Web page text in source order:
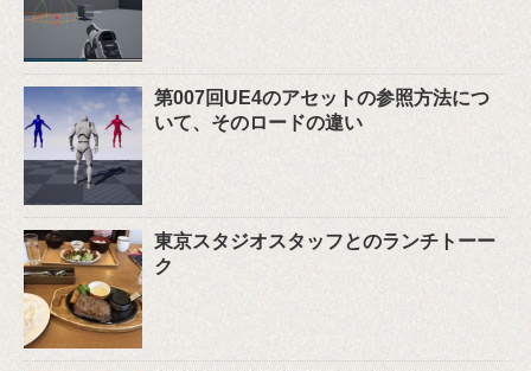
第007回UE4のアセットの参照方法につ
いて、そのロードの違い
東京スタジオスタッフとのランチトーー
ク